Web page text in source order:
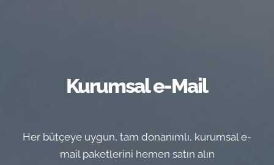
Kurumsal e-Mail
Her bütçeye uygun, tam donanımlı, kurumsal e-
mail paketlerini hemen satın alın